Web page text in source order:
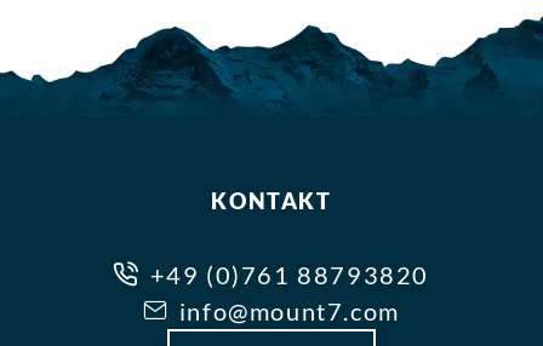
KONTAKT
+49 (0)761 88793820
info@mount7.com